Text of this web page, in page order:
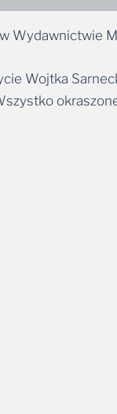
Wydawnictwie
Wojtka